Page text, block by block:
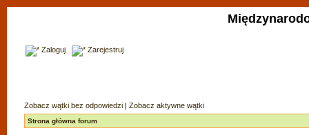
Zaloguj Zarejestruj
Zobacz wątki bez odpowiedzi | Zobacz aktywne wątki
Strona główna forum